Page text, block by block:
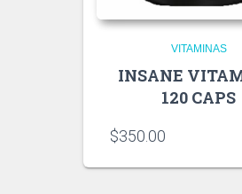
VITAMINAS
INSANE
120 CAPS
$350.00